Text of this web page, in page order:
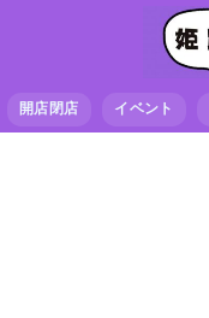
開店閉店 イベント